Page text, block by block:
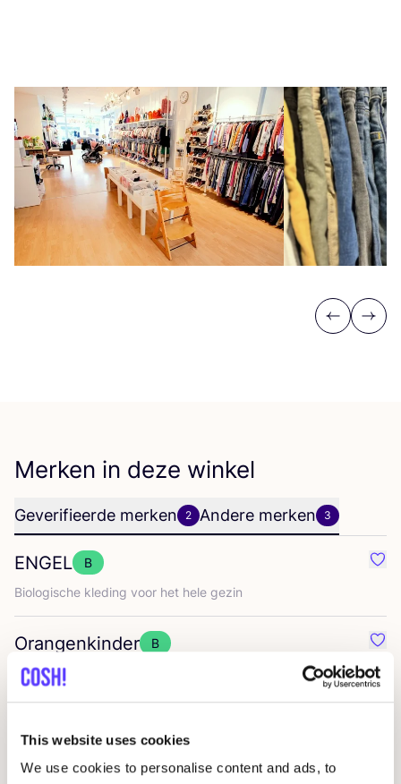
This website uses cookies
We use cookies to personalise content and ads, to
Previous
Next
Merken in deze winkel
Geverifieerde merken 2 Andere merken 3
ENGEL
B
Bio­lo­gi­sche kle­ding voor het hele gezin
Orangenkinder B
Pickapooh
Playshoes